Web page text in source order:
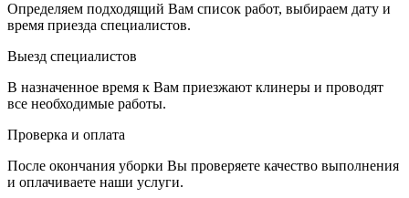
Определяем подходящий Вам список работ, выбираем дату и
время приезда специалистов.
Выезд специалистов
В назначенное время к Вам приезжают клинеры и проводят
все необходимые работы.
Проверка и оплата
После окончания уборки Вы проверяете качество выполнения
и оплачиваете наши услуги.